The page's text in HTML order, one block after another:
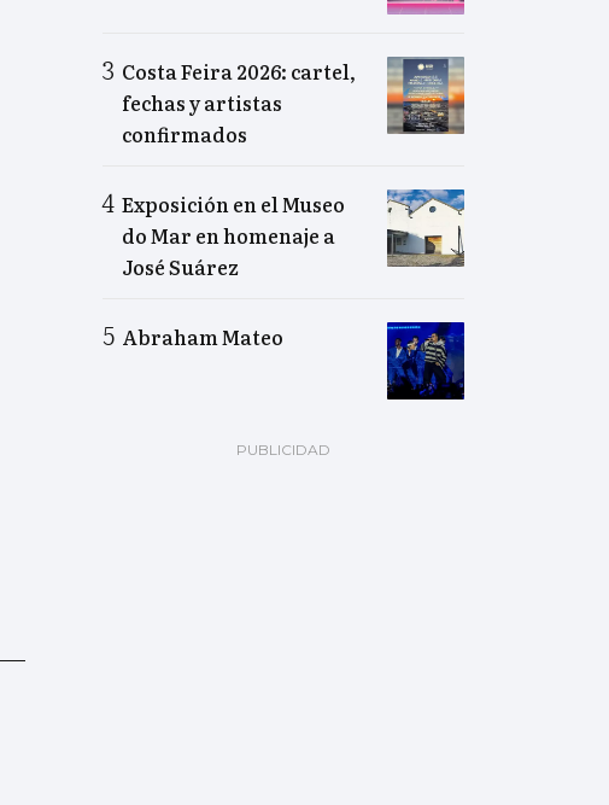
Costa Feira 2026: cartel,
fechas y artistas
confirmados
Exposición en el Museo
do Mar en homenaje a
José Suárez
Abraham Mateo